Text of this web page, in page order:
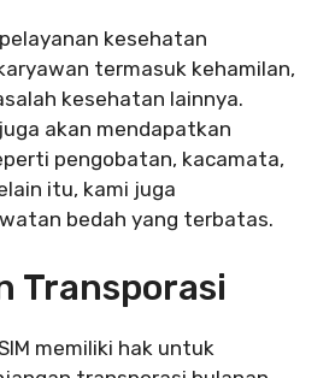
kesehatan
termasuk kehamilan,
kesehatan lainnya.
akan mendapatkan
pengobatan, kacamata,
itu, kami juga
bedah yang terbatas.
Transporasi
memiliki hak untuk